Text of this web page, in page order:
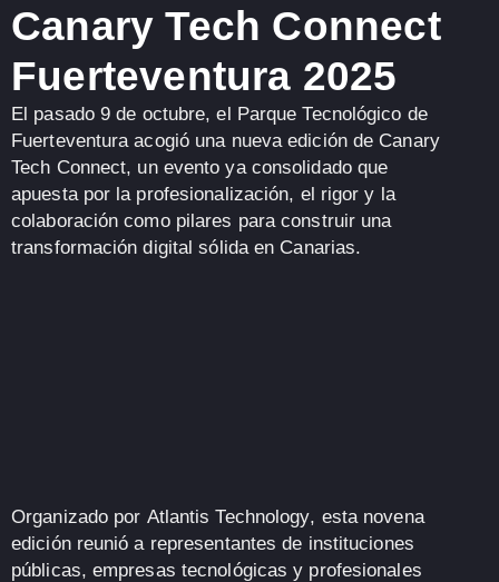
Canary Tech Connect
Fuerteventura 2025
El pasado 9 de octubre, el Parque Tecnológico de
Fuerteventura acogió una nueva edición de Canary
Tech Connect, un evento ya consolidado que
apuesta por la profesionalización, el rigor y la
colaboración como pilares para construir una
transformación digital sólida en Canarias.
Organizado por Atlantis Technology, esta novena
edición reunió a representantes de instituciones
públicas, empresas tecnológicas y profesionales